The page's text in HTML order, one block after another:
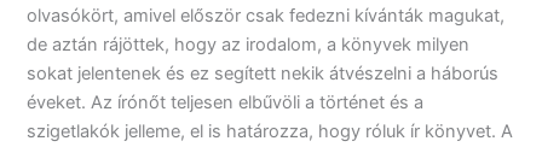
olvasókört, amivel először csak fedezni kívánták magukat,
de aztán rájöttek, hogy az irodalom, a könyvek milyen
sokat jelentenek és ez segített nekik átvészelni a háborús
éveket. Az írónőt teljesen elbűvöli a történet és a
szigetlakók jelleme, el is határozza, hogy róluk ír könyvet. A